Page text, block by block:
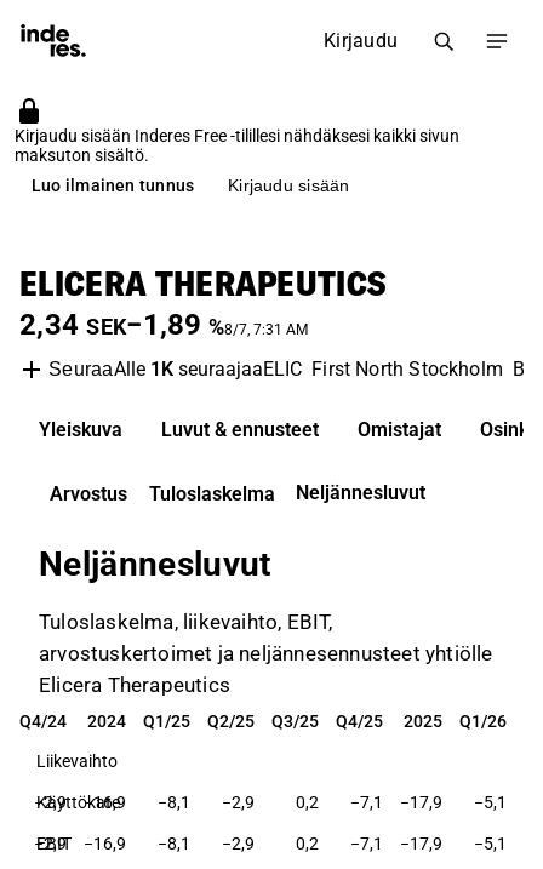
Kirjaudu
Kirjaudu sisään Inderes Free -tilillesi nähdäksesi kaikki sivun
maksuton sisältö.
Luo ilmainen tunnus
Kirjaudu sisään
ELICERA THERAPEUTICS
2,34 SEK−1,89 %8/7, 7:31 AM
SeuraaAlle 1KseuraajaaELIC First North Stockholm
Yleiskuva Luvut & ennusteet Omistajat Osinko
Arvostus Tuloslaskelma Neljännesluvut
Neljännesluvut
Tuloslaskelma, liikevaihto, EBIT,
arvostuskertoimet ja neljännesennusteet yhtiölle
Elicera Therapeutics
Q4/24 2024 Q1/25 Q2/25 Q3/25 Q4/25 2025 Q1/26
Q4/24 2024 Q1/25 Q2/25 Q3/25 Q4/25 2025 Q1/26
Liikevaihto
Käyttökate
−2,9 −16,9 −8,1 −2,9 0,2 −7,1 −17,9 −5,1
EBIT
−2,9 −16,9 −8,1 −2,9 0,2 −7,1 −17,9 −5,1